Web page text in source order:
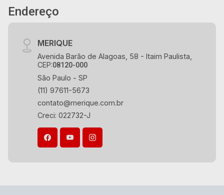
Endereço
MERIQUE
Avenida Barão de Alagoas, 58 - Itaim Paulista,
CEP:08120-000
São Paulo - SP
(11) 97611-5673
contato@merique.com.br
Creci: 022732-J